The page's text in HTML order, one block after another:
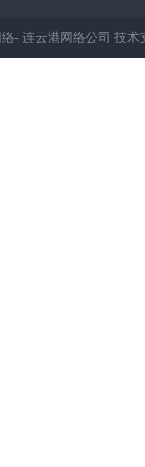
络-连云港网络公司 技